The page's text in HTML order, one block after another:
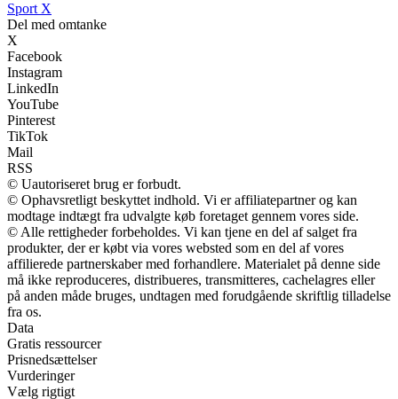
Sport X
Del med omtanke
X
Facebook
Instagram
LinkedIn
YouTube
Pinterest
TikTok
Mail
RSS
© Uautoriseret brug er forbudt.
© Ophavsretligt beskyttet indhold. Vi er affiliatepartner og kan
modtage indtægt fra udvalgte køb foretaget gennem vores side.
© Alle rettigheder forbeholdes. Vi kan tjene en del af salget fra
produkter, der er købt via vores websted som en del af vores
affilierede partnerskaber med forhandlere. Materialet på denne side
må ikke reproduceres, distribueres, transmitteres, cachelagres eller
på anden måde bruges, undtagen med forudgående skriftlig tilladelse
fra os.
Data
Gratis ressourcer
Prisnedsættelser
Vurderinger
Vælg rigtigt